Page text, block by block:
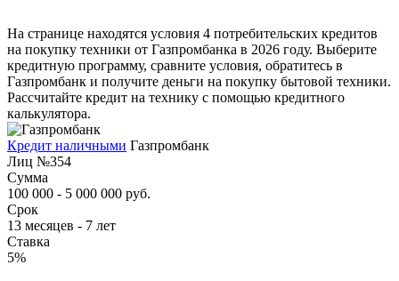
На странице находятся условия 4 потребительских кредитов
на покупку техники от Газпромбанка в 2026 году. Выберите
кредитную программу, сравните условия, обратитесь в
Газпромбанк и получите деньги на покупку бытовой техники.
Рассчитайте кредит на технику с помощью кредитного
калькулятора.
Кредит наличными Газпромбанк
Лиц №354
Сумма
100 000 - 5 000 000 руб.
Срок
13 месяцев - 7 лет
Ставка
5%